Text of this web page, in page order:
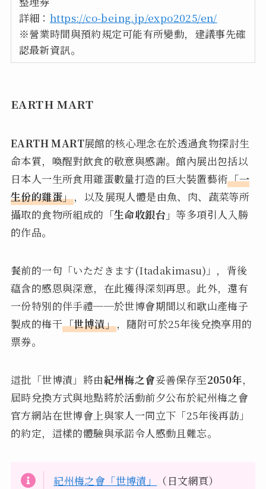
詳細： https://co-being.jp/expo2025/en/
※營業時間與預約規定可能有所變動，建議事先確
認最新資訊。
EARTH MART
EARTH MART展館的核心理念在於透過食物探討生
命本質，喚醒對飲食的敬意與感謝。館內展出包括以
日本人一生所食用雞蛋數量打造的巨大裝置藝術「一
生份的雞蛋」，以及展現人體是由魚、肉、蔬菜等所
攝取的食物所組成的 「生命收銀台」等多項引人入勝
的作品。
餐前的一句「いただきます(Itadakimasu)」，背後
蘊含的感恩與深意，在此獲得深刻再思。此外，還有
一份特別的伴手禮──於世博會期間以和歌山產梅子
製成的梅干「世博漬」，隨附可於25年後兌換享用的
票券。
這批「世博漬」將由紀州梅之會妥善保存至2050年，
屆時兌換方式與地點將於活動前夕公布於紀州梅之會
官方網站在世博會上與家人一同立下「25年後再訪」
的約定，這樣的體驗與承諾令人感動且難忘。
紀州梅之會「世博漬」 （日文網頁）